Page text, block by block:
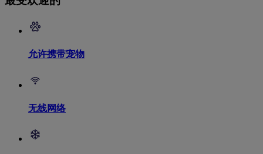
允许携带宠物
无线网络